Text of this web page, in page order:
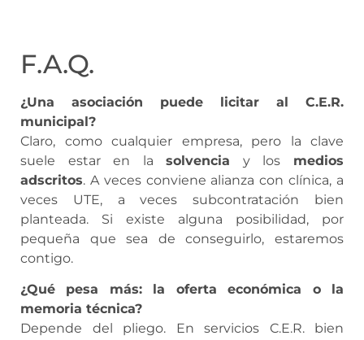
F.A.Q.
¿Una asociación puede licitar al C.E.R.
municipal?
Claro, como cualquier empresa, pero la clave
suele estar en lasolvencia y los medios
adscritos. A veces conviene alianza con clínica, a
veces UTE, a veces subcontratación bien
planteada. Si existe alguna posibilidad, por
pequeña que sea de conseguirlo, estaremos
contigo.
¿Qué pesa más: la oferta económica o la
memoria técnica?
Depende del pliego. En servicios C.E.R. bien